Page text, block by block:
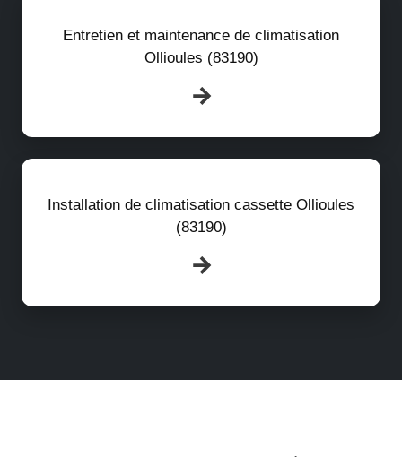
Entretien et maintenance de climatisation
Ollioules (83190)
Installation de climatisation cassette Ollioules
(83190)